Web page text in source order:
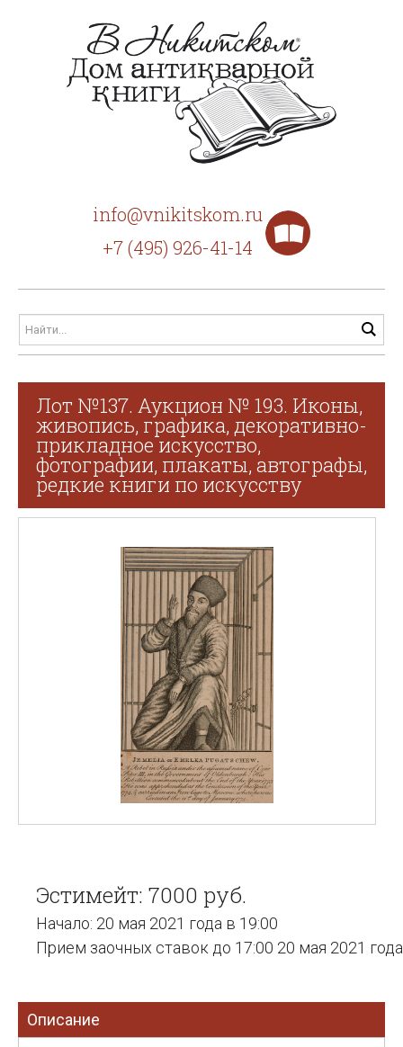
info@vnikitskom.ru
+7 (495) 926-41-14
Лот №137. Аукцион № 193. Иконы,
живопись, графика, декоративно-
прикладное искусство,
фотографии, плакаты, автографы,
редкие книги по искусству
Эстимейт: 7000 руб.
Начало: 20 мая 2021 года в 19:00
Прием заочных ставок до 17:00 20 мая 2021 года
Описание